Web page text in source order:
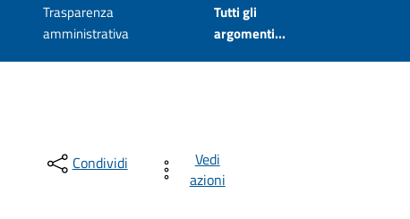
Trasparenza
amministrativa
Tutti gli
argomenti...
Condividi
Vedi
azioni